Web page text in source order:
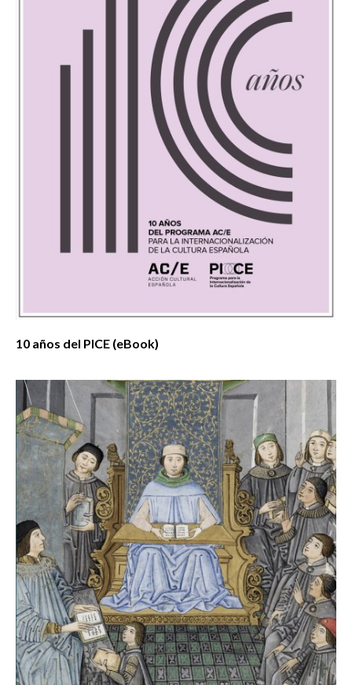
10 años del PICE (eBook)